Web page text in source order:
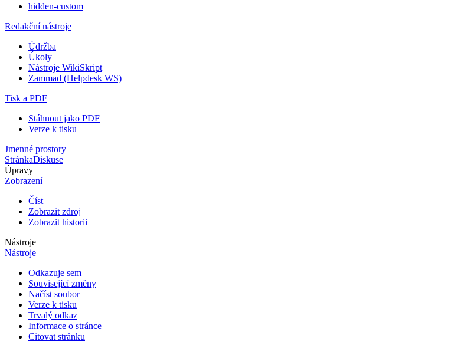
hidden-custom
Redakční nástroje
Údržba
Úkoly
Nástroje WikiSkript
Zammad (Helpdesk WS)
Tisk a PDF
Stáhnout jako PDF
Verze k tisku
Jmenné prostory
StránkaDiskuse
Úpravy
Zobrazení
Číst
Zobrazit zdroj
Zobrazit historii
Nástroje
Nástroje
Odkazuje sem
Související změny
Načíst soubor
Verze k tisku
Trvalý odkaz
Informace o stránce
Citovat stránku